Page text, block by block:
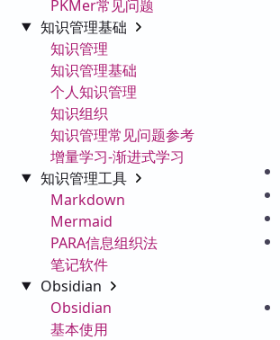
PKMer常见问题
知识管理基础
知识管理
知识管理基础
个人知识管理
知识组织
知识管理常见问题参考
增量学习-渐进式学习
知识管理工具
Markdown
Mermaid
PARA信息组织法
笔记软件
Obsidian
Obsidian
基本使用